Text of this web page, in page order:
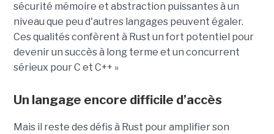
sécurité mémoire et abstraction puissantes à un
niveau que peu d'autres langages peuvent égaler.
Ces qualités confèrent à Rust un fort potentiel pour
devenir un succès à long terme et un concurrent
sérieux pour C et C++ »
Un langage encore difficile d’accès
Mais il reste des défis à Rust pour amplifier son